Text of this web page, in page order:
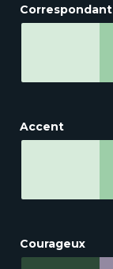
Correspondant
Accent
Courageux